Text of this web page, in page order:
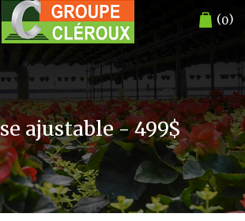
(0)
ajustable - 499$